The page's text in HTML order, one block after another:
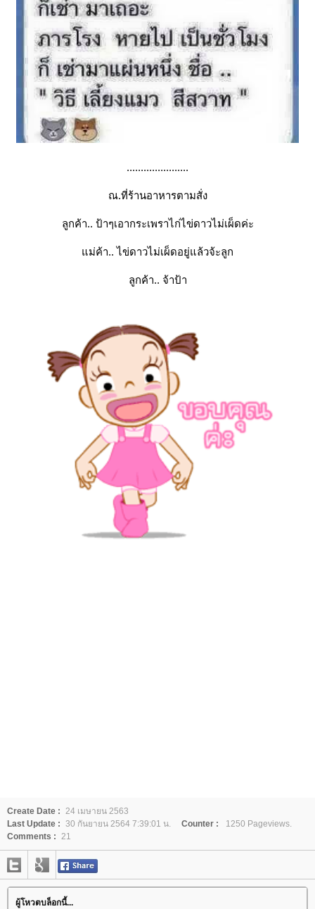
......................
ณ.ที่ร้านอาหารตามสั่ง
ลูกค้า.. ป้าๆเอากระเพราไก่ไข่ดาวไม่เผ็ดค่ะ
ม่ค้า.. ไข่ดาวไม่เผ็ดอยู่แล้วจ้ะลูก
ลูกค้า.. จ้าป้า
Create Date : 24 เมษายน 2563
Last Update : 30 กันยายน 2564 7:39:01 น. Counter :
1250 Pageviews.
Comments : 21
ผู้โหวตบล็อกนี้...